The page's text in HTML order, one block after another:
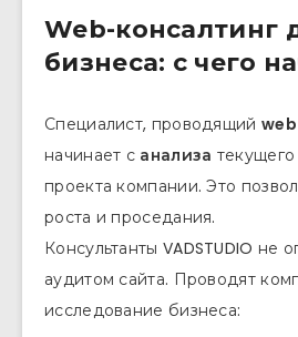
Web-консалтинг
бизнеса: с чего
Специалист, проводящий
начинает с анализа
проекта компании. Это
роста и проседания.
Консультанты VADSTUDIO не
аудитом сайта. Проводят
исследование бизнеса: